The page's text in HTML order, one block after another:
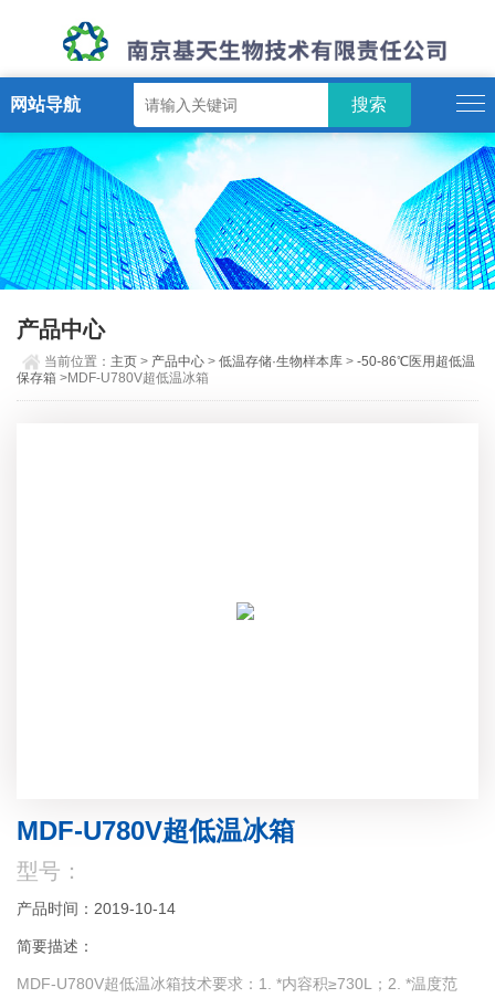
网站导航
产品中心
当前位置： 主页 > 产品中心 >低温存储·生物样本库 >-50-86℃医用超低温
保存箱 >MDF-U780V超低温冰箱
MDF-U780V超低温冰箱
型号：
产品时间：2019-10-14
简要描述：
MDF-U780V超低温冰箱技术要求：1. *内容积≥730L；2. *温度范